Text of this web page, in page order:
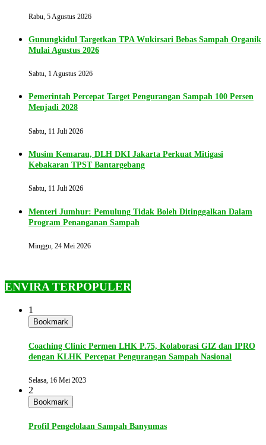
Rabu, 5 Agustus 2026
Gunungkidul Targetkan TPA Wukirsari Bebas Sampah Organik
Mulai Agustus 2026
Sabtu, 1 Agustus 2026
Pemerintah Percepat Target Pengurangan Sampah 100 Persen
Menjadi 2028
Sabtu, 11 Juli 2026
Musim Kemarau, DLH DKI Jakarta Perkuat Mitigasi
Kebakaran TPST Bantargebang
Sabtu, 11 Juli 2026
Menteri Jumhur: Pemulung Tidak Boleh Ditinggalkan Dalam
Program Penanganan Sampah
Minggu, 24 Mei 2026
ENVIRA TERPOPULER
1
Bookmark
Coaching Clinic Permen LHK P.75, Kolaborasi GIZ dan IPRO
dengan KLHK Percepat Pengurangan Sampah Nasional
Selasa, 16 Mei 2023
2
Bookmark
Profil Pengelolaan Sampah Banyumas